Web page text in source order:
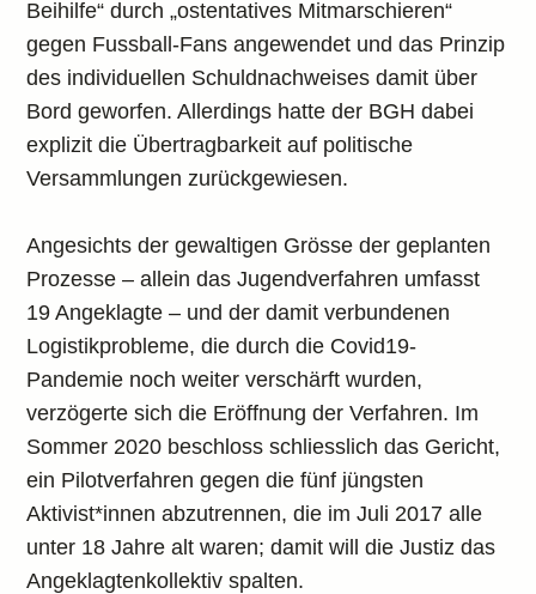
Beihilfe“ durch „ostentatives Mitmarschieren“
gegen Fussball-Fans angewendet und das Prinzip
des individuellen Schuldnachweises damit über
Bord geworfen. Allerdings hatte der BGH dabei
explizit die Übertragbarkeit auf politische
Versammlungen zurückgewiesen.
Angesichts der gewaltigen Grösse der geplanten
Prozesse – allein das Jugendverfahren umfasst
19 Angeklagte – und der damit verbundenen
Logistikprobleme, die durch die Covid19-
Pandemie noch weiter verschärft wurden,
verzögerte sich die Eröffnung der Verfahren. Im
Sommer 2020 beschloss schliesslich das Gericht,
ein Pilotverfahren gegen die fünf jüngsten
Aktivist*innen abzutrennen, die im Juli 2017 alle
unter 18 Jahre alt waren; damit will die Justiz das
Angeklagtenkollektiv spalten.